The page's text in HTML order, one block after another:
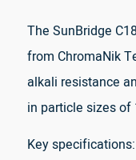
The SunBridge
from ChromaNik
alkali resistance
in particle sizes of
Key specifications: